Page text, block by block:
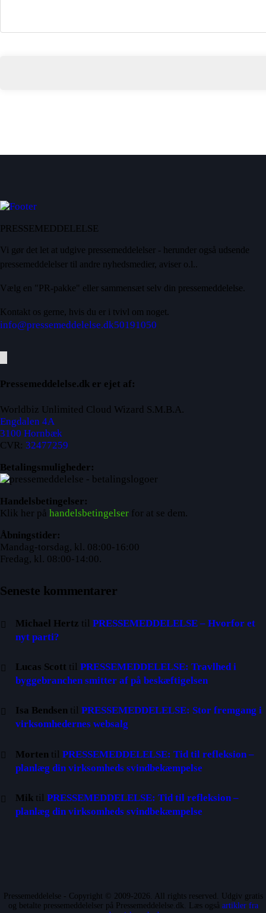
PRESSEMEDDELELSE
Vi gør det let at udgive pressemeddelelser - herunder også udsende
pressemeddelelser til andre nyhedsmedier, aviser o.l..
Vælg en "PR-pakke" eller sammensæt selv din pressemeddelelse.
Kontakt os gerne, hvis du er i tvivl om noget.
info@pressemeddelelse.dk50191050
Pressemeddelelse.dk er ejet af:
Worldbiz Unlimited Cloud Wizard S.M.B.A.
Engdalen 4A
3100 Hornbæk
CVR: 32477259
Betalingsmuligheder:
Handelsbetingelser:
Klik her på handelsbetingelser for at se dem.
Åbningstider:
Mandag-torsdag, kl. 08:00-16:00
Fredag, kl. 08:00-14:00.
Seneste kommentarer
Michael Hertz tilPRESSEMEDDELELSE – Hvorfor et
nyt parti?
Lucas Scott tilPRESSEMEDDELELSE: Travlhed i
byggebranchen smitter af på beskæftigelsen
Isa Bendsen tilPRESSEMEDDELELSE: Stor fremgang i
virksomhedernes websalg
Morten tilPRESSEMEDDELELSE: Tid til refleksion –
planlæg din virksomheds svindbekæmpelse
Mik tilPRESSEMEDDELELSE: Tid til refleksion –
planlæg din virksomheds svindbekæmpelse
Pressemeddelelse - Copyright © 2009-2026. All rights reserved. Udgiv gratis
og betalte pressemeddelelser på Pressemeddelelse.dk. Læs også artikler fra